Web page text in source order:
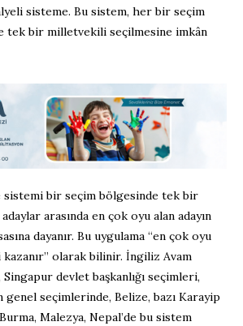
sisteme. Bu sistem, her bir seçim
tek bir milletvekili seçilmesine imkân
bir seçim bölgesinde tek bir
arasında en çok oyu alan adayın
dayanır. Bu uygulama “en çok oyu
kazanır” olarak bilinir. İngiliz Avam
devlet başkanlığı seçimleri,
genel seçimlerinde, Belize, bazı Karayip
Malezya, Nepal’de bu sistem